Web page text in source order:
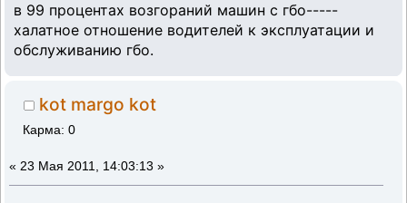
в 99 процентах возгораний машин с гбо-----
халатное отношение водителей к эксплуатации и
обслуживанию гбо.
kot margo kot
Карма: 0
« 23 Мая 2011, 14:03:13 »